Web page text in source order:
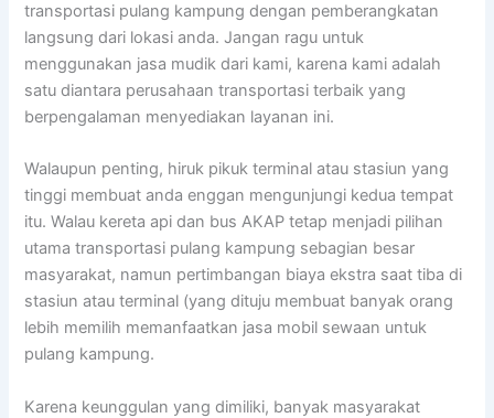
transportasi pulang kampung dengan pemberangkatan
langsung dari lokasi anda. Jangan ragu untuk
menggunakan jasa mudik dari kami, karena kami adalah
satu diantara perusahaan transportasi terbaik yang
berpengalaman menyediakan layanan ini.
Walaupun penting, hiruk pikuk terminal atau stasiun yang
tinggi membuat anda enggan mengunjungi kedua tempat
itu. Walau kereta api dan bus AKAP tetap menjadi pilihan
utama transportasi pulang kampung sebagian besar
masyarakat, namun pertimbangan biaya ekstra saat tiba di
stasiun atau terminal (yang dituju membuat banyak orang
lebih memilih memanfaatkan jasa mobil sewaan untuk
pulang kampung.
Karena keunggulan yang dimiliki, banyak masyarakat